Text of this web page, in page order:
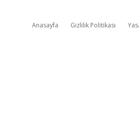
Anasayfa Gizlilik Politikası